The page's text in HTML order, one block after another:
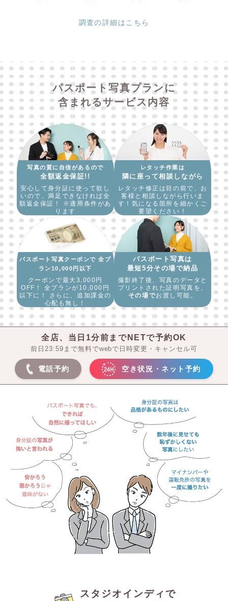
調査の詳細はこちら
パスポート写真プランに
含まれるサービス内容
写真の質に自信があるので
全額返金保証!!
安心して身分証に使って欲し
いので、満足できなければ全
額返金保証！ ※適用条件があ
ります
レタッチ作業は
隣に座って相談しながら
レタッチ修正は目の前で、お
客様と相談しながら行いま
す！ 気になる箇所を細かくご
要望ください！
パスポート写真クーポンで 全プ
ラン10,000円以下
クーポンで最大3,000円
OFF！ 全プランが10,000円
以下に！ さらに、追加課金の
心配も無し！
パスポート写真は
最短5分その場で納品
撮影終了後、写真のデータと
プリントされた証明写真を、
その場でお渡し可能。
全店、当日1分前までNETで予約OK
前日23:59まで無料でwebで日時変更・キャンセル可
電話予約 空き状況・ネット予約
スタジオインディで